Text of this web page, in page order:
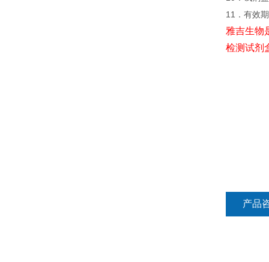
11．有效
雅吉生物
检测试剂
产品